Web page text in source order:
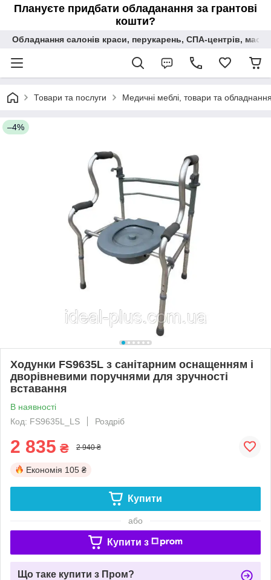
Плануєте придбати обладанання за грантові
кошти?
Обладнання салонів краси, перукарень, СПА-центрів,
Товари та послуги Медичні меблі, товари та обладнання
–4%
Ходунки FS9635L з санітарним оснащенням і
дворівневими поручнями для зручності
вставання
В наявності
Код: FS9635L_LS
Роздріб
2 835 ₴ 2 940 ₴
Економія 105 ₴
Купити
або
Купити з
Що таке купити з Пром?